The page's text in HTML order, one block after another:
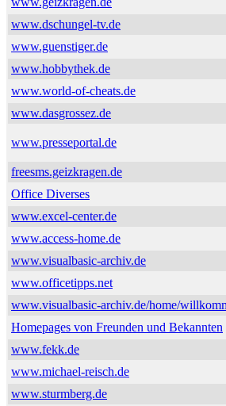
www.dschungel-tv.de
www.guenstiger.de
www.hobbythek.de
www.world-of-cheats.de
www.dasgrossez.de
www.presseportal.de
freesms.geizkragen.de
Office Diverses
www.excel-center.de
www.access-home.de
www.visualbasic-archiv.de
www.officetipps.net
www.visualbasic-archiv.de/home/
Homepages von Freunden und Bekannten
www.fekk.de
www.michael-reisch.de
www.sturmberg.de